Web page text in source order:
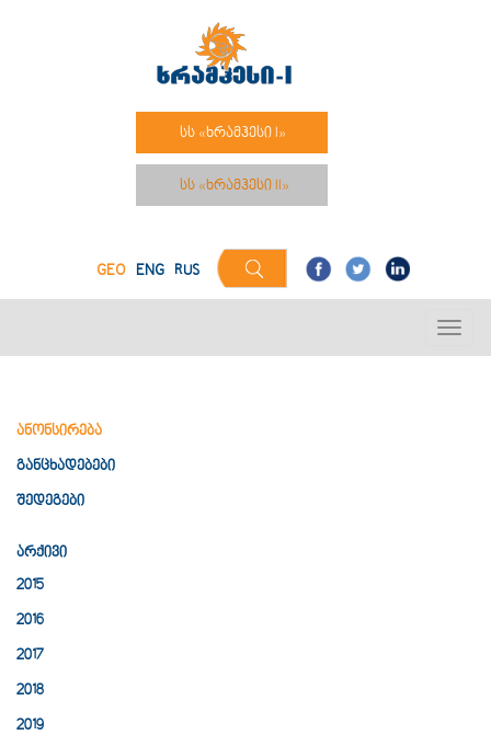
სს «ხრამჰესი I»
სს «ხრამჰესი II»
GEO ENG RUS
ანონსირება
განცხადებები
შედეგები
არქივი
2015
2016
2017
2018
2019